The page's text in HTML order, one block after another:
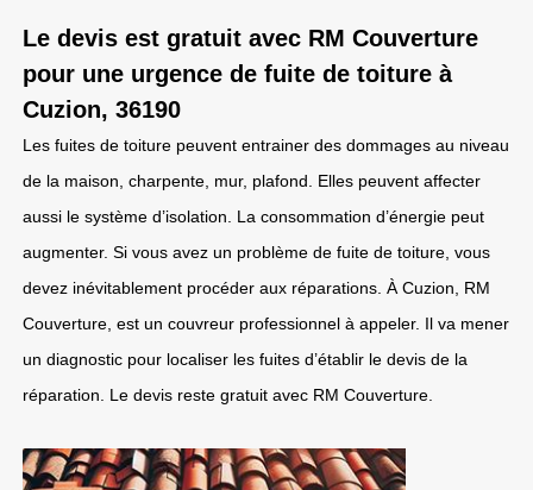
Le devis est gratuit avec RM Couverture
pour une urgence de fuite de toiture à
Cuzion, 36190
Les fuites de toiture peuvent entrainer des dommages au niveau
de la maison, charpente, mur, plafond. Elles peuvent affecter
aussi le système d’isolation. La consommation d’énergie peut
augmenter. Si vous avez un problème de fuite de toiture, vous
devez inévitablement procéder aux réparations. À Cuzion, RM
Couverture, est un couvreur professionnel à appeler. Il va mener
un diagnostic pour localiser les fuites d’établir le devis de la
réparation. Le devis reste gratuit avec RM Couverture.